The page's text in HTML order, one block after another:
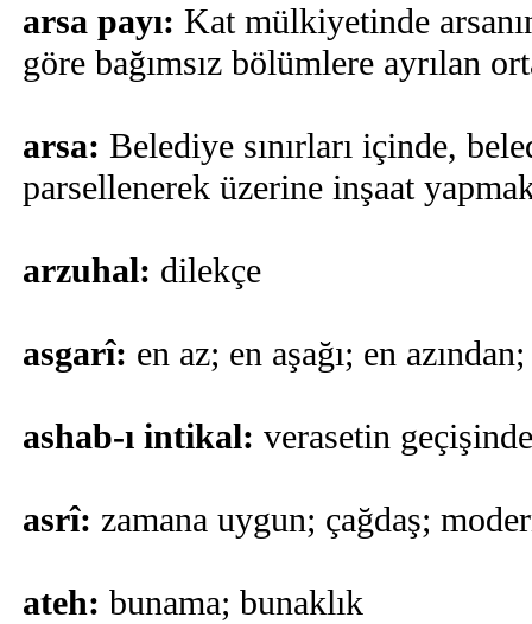
arsa payı: Kat mülkiyetinde
göre bağımsız bölümlere ayrılan
arsa: Belediye sınırları içinde,
parsellenerek üzerine inşaat
arzuhal: dilekçe
asgarî: en az; en aşağı; en
ashab-ı intikal: verasetin
asrî: zamana uygun; çağdaş;
ateh: bunama; bunaklık